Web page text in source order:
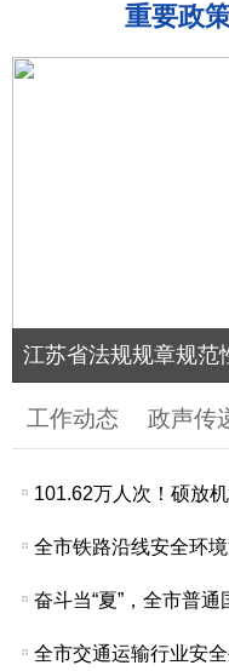
重要政
江苏省法规规章规范
工作动态 政声传
101.62万人次！硕放
全市铁路沿线安全环
奋斗当“夏”，全市普
全市交通运输行业安